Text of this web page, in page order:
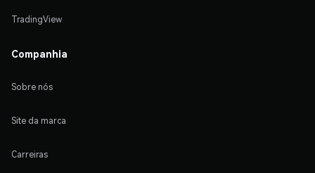
TradingView
Companhia
Sobre nós
Site da marca
Carreiras